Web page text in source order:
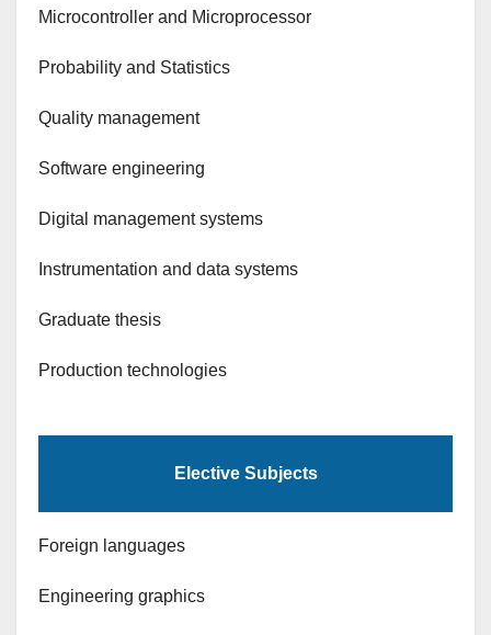
Microcontroller and Microprocessor
Probability and Statistics
Quality management
Software engineering
Digital management systems
Instrumentation and data systems
Graduate thesis
Production technologies
Elective Subjects
Foreign languages
Engineering graphics